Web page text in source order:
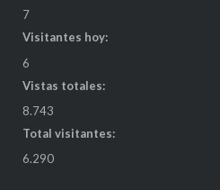
7
Visitantes hoy:
6
Vistas totales:
8.743
Total visitantes:
6.290